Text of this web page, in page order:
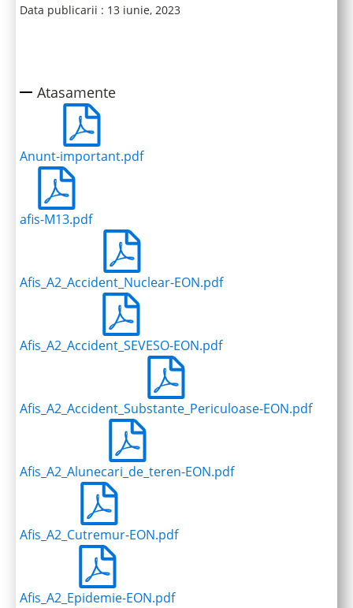
Data publicarii : 13 iunie, 2023
Atasamente
Anunt-important.pdf
afis-M13.pdf
Afis_A2_Accident_Nuclear-EON.pdf
Afis_A2_Accident_SEVESO-EON.pdf
Afis_A2_Accident_Substante_Periculoase-EON.pdf
Afis_A2_Alunecari_de_teren-EON.pdf
Afis_A2_Cutremur-EON.pdf
Afis_A2_Epidemie-EON.pdf